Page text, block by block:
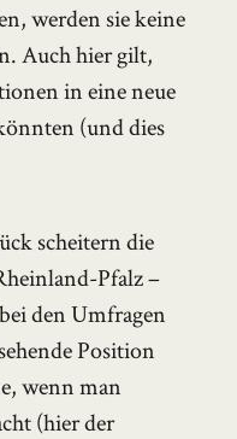
werden sie keine
Auch hier gilt,
in eine neue
(und dies
scheitern die
Pfalz –
den Umfragen
Position
wenn man
(hier der